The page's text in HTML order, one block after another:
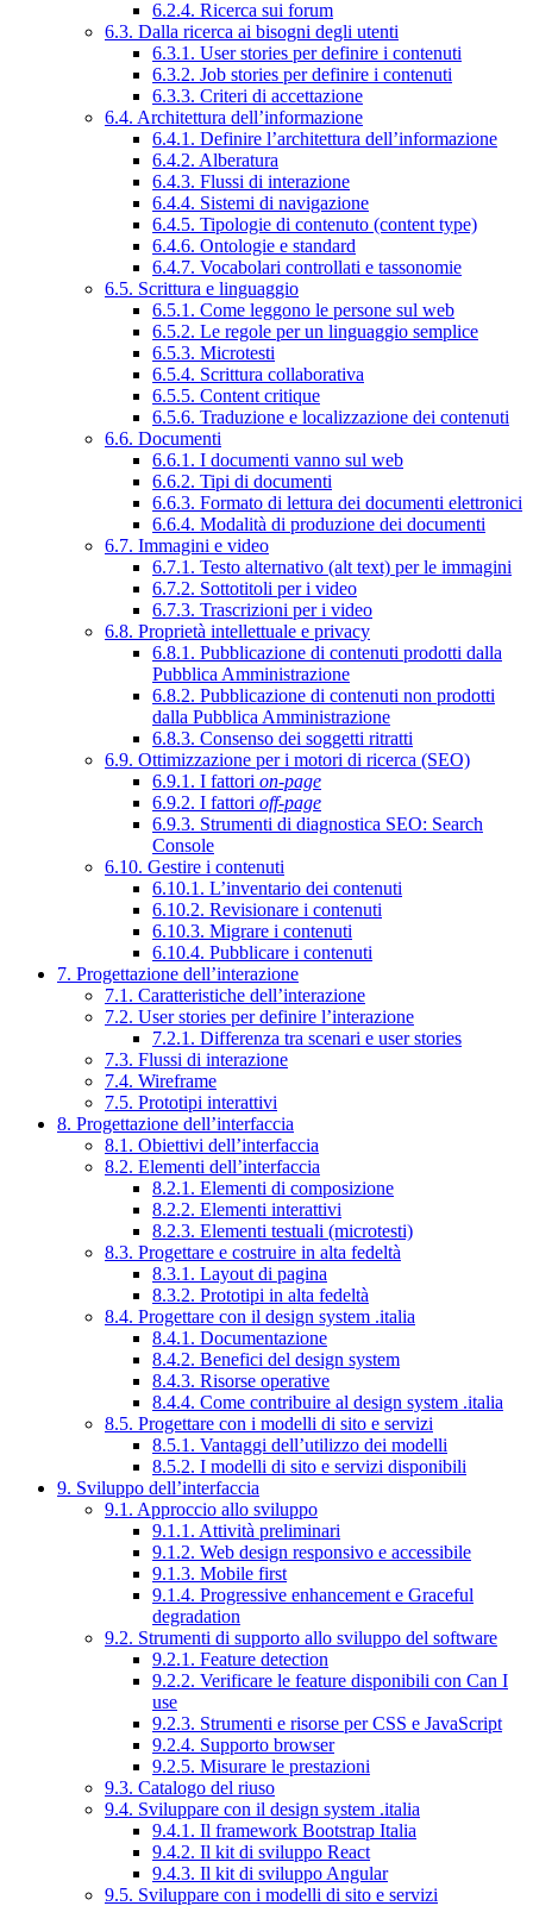
6.2.4. Ricerca sui forum
6.3. Dalla ricerca ai bisogni degli utenti
6.3.1. User stories per definire i contenuti
6.3.2. Job stories per definire i contenuti
6.3.3. Criteri di accettazione
6.4. Architettura dell’informazione
6.4.1. Definire l’architettura dell’informazione
6.4.2. Alberatura
6.4.3. Flussi di interazione
6.4.4. Sistemi di navigazione
6.4.5. Tipologie di contenuto (content type)
6.4.6. Ontologie e standard
6.4.7. Vocabolari controllati e tassonomie
6.5. Scrittura e linguaggio
6.5.1. Come leggono le persone sul web
6.5.2. Le regole per un linguaggio semplice
6.5.3. Microtesti
6.5.4. Scrittura collaborativa
6.5.5. Content critique
6.5.6. Traduzione e localizzazione dei contenuti
6.6. Documenti
6.6.1. I documenti vanno sul web
6.6.2. Tipi di documenti
6.6.3. Formato di lettura dei documenti elettronici
6.6.4. Modalità di produzione dei documenti
6.7. Immagini e video
6.7.1. Testo alternativo (alt text) per le immagini
6.7.2. Sottotitoli per i video
6.7.3. Trascrizioni per i video
6.8. Proprietà intellettuale e privacy
6.8.1. Pubblicazione di contenuti prodotti dalla
Pubblica Amministrazione
6.8.2. Pubblicazione di contenuti non prodotti
dalla Pubblica Amministrazione
6.8.3. Consenso dei soggetti ritratti
6.9. Ottimizzazione per i motori di ricerca (SEO)
6.9.1. I fattori on-page
6.9.2. I fattori off-page
6.9.3. Strumenti di diagnostica SEO: Search
Console
6.10. Gestire i contenuti
6.10.1. L’inventario dei contenuti
6.10.2. Revisionare i contenuti
6.10.3. Migrare i contenuti
6.10.4. Pubblicare i contenuti
7. Progettazione dell’interazione
7.1. Caratteristiche dell’interazione
7.2. User stories per definire l’interazione
7.2.1. Differenza tra scenari e user stories
7.3. Flussi di interazione
7.4. Wireframe
7.5. Prototipi interattivi
8. Progettazione dell’interfaccia
8.1. Obiettivi dell’interfaccia
8.2. Elementi dell’interfaccia
8.2.1. Elementi di composizione
8.2.2. Elementi interattivi
8.2.3. Elementi testuali (microtesti)
8.3. Progettare e costruire in alta fedeltà
8.3.1. Layout di pagina
8.3.2. Prototipi in alta fedeltà
8.4. Progettare con il design system .italia
8.4.1. Documentazione
8.4.2. Benefici del design system
8.4.3. Risorse operative
8.4.4. Come contribuire al design system .italia
8.5. Progettare con i modelli di sito e servizi
8.5.1. Vantaggi dell’utilizzo dei modelli
8.5.2. I modelli di sito e servizi disponibili
9. Sviluppo dell’interfaccia
9.1. Approccio allo sviluppo
9.1.1. Attività preliminari
9.1.2. Web design responsivo e accessibile
9.1.3. Mobile first
9.1.4. Progressive enhancement e Graceful
degradation
9.2. Strumenti di supporto allo sviluppo del software
9.2.1. Feature detection
9.2.2. Verificare le feature disponibili con Can I
use
9.2.3. Strumenti e risorse per CSS e JavaScript
9.2.4. Supporto browser
9.2.5. Misurare le prestazioni
9.3. Catalogo del riuso
9.4. Sviluppare con il design system .italia
9.4.1. Il framework Bootstrap Italia
9.4.2. Il kit di sviluppo React
9.4.3. Il kit di sviluppo Angular
9.5. Sviluppare con i modelli di sito e servizi